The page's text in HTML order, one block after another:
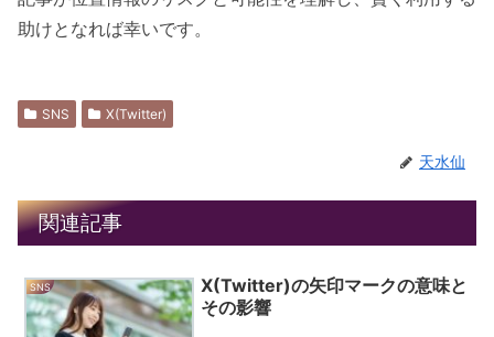
助けとなれば幸いです。
SNS X(Twitter)
天水仙
関連記事
SNS
X(Twitter)の矢印マークの意味と
その影響